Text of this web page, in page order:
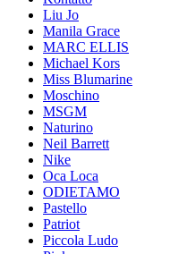
Liu Jo
Manila Grace
MARC ELLIS
Michael Kors
Miss Blumarine
Moschino
MSGM
Naturino
Neil Barrett
Nike
Oca Loca
ODIETAMO
Pastello
Patriot
Piccola Ludo